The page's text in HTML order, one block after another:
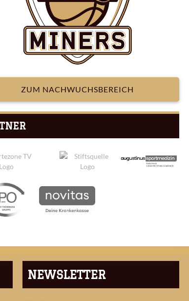
ZUM NACHWUCHSBEREICH
NEWSLETTER